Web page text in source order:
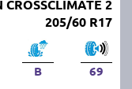
2
205/60 R17
B 69